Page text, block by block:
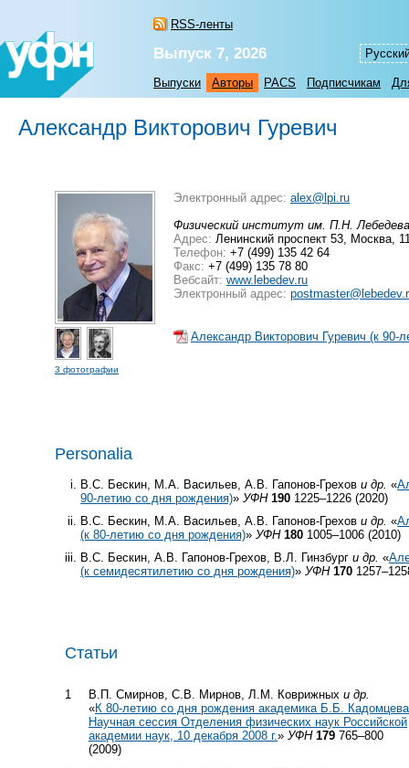
RSS-ленты
Выпуск 7, 2026
Выпуски Авторы PACS Подписчикам
Александр Викторович Гуревич
3 фотографии
Электронный адрес: alex@lpi.ru
Физический институт им. П.Н.
Адрес: Ленинский проспект 53, Москва,
Телефон: +7 (499) 135 42 64
Факс: +7 (499) 135 78 80
Вебсайт: www.lebedev.ru
Электронный адрес:
Александр Викторович Гуревич (к 90-
Personalia
В.С. Бескин, М.А. Васильев, А.В. Гапонов-Грехови др. «
90-летию со дня рождения)»УФН 190 1225–1226 (2020)
В.С. Бескин, М.А. Васильев, А.В. Гапонов-Грехови др. «
(к80-летию со дня рождения)»УФН 180 1005–1006 (2010)
В.С. Бескин, А.В. Гапонов-Грехов, В.Л. Гинзбурги др. «
(к семидесятилетию со дня рождения)»УФН 170
Статьи
1 В.П. Смирнов, С.В. Мирнов, Л.М. Коврижных и др.
«К 80-летию со дня рождения академика Б.Б.
Научная сессия Отделения физических наук Российской
академии наук, 10 декабря 2008 г.» УФН 179 765–800
(2009)